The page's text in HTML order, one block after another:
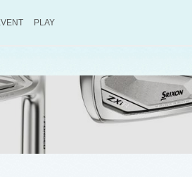
PLAY